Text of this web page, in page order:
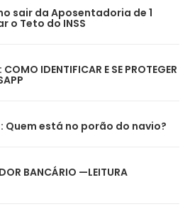
sair da Aposentadoria de 1
o Teto do INSS
IDENTIFICAR E SE PROTEGER
Quem está no porão do navio?
BANCÁRIO —LEITURA